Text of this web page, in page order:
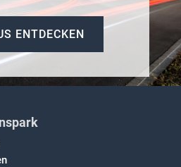
ENTDECKEN